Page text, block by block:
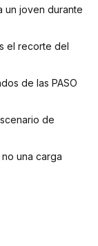
un joven durante
el recorte del
de las PASO
de
una carga